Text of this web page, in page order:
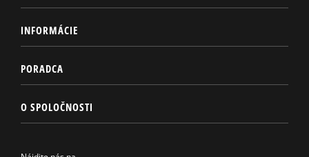
INFORMÁCIE
PORADCA
O SPOLOČNOSTI